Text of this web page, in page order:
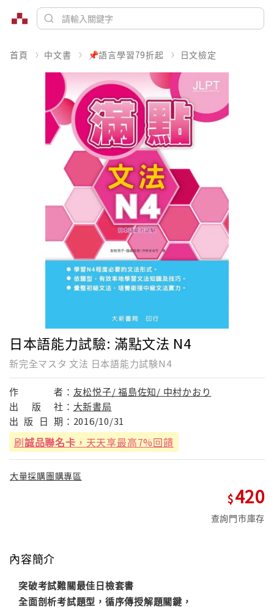
首頁 中文書 📌語言學習79折起 日文檢定
日本語能力試驗: 滿點文法 N4
新完全マスタ 文法 日本語能力試験N4
作 者： 友松悦子/ 福島佐知/ 中村かおり
出
版 社： 大新書局
出 版 日 期： 2016/10/31
刷誠品聯名卡 ，天天享最高7%回饋
大量採購團購專區
420
查詢門市庫存
內容簡介
突破考試難關最佳日檢套書
全面剖析考試題型，循序傳授解題關鍵，